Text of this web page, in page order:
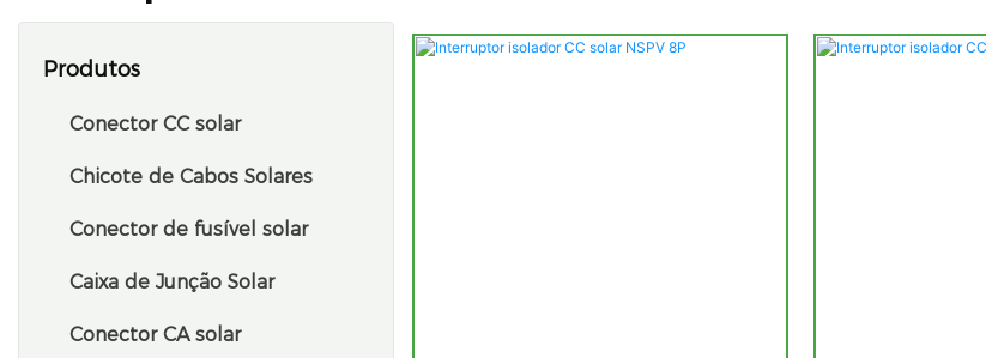
Produtos
Conector CC solar
Chicote de Cabos Solares
Conector de fusível solar
Caixa de Junção Solar
Conector CA solar